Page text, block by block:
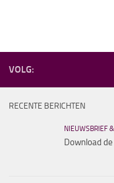
VOLG:
RECENTE BERICHTEN
NIEUWSBRIEF
Download